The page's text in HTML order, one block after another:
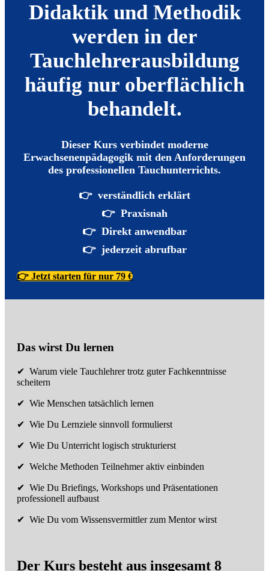
Didaktik und Methodik
werden in der
Tauchlehrerausbildung
häufig nur oberflächlich
behandelt.
Dieser Kurs verbindet moderne
Erwachsenenpädagogik mit den Anforderungen
des professionellen Tauchunterrichts.
👉 verständlich erklärt
👉 Praxisnah
👉 Direkt anwendbar
👉 jederzeit abrufbar
👉 Jetzt starten für nur 79 €
Das wirst Du lernen
✔ Warum viele Tauchlehrer trotz guter Fachkenntnisse
scheitern
✔ Wie Menschen tatsächlich lernen
✔ Wie Du Lernziele sinnvoll formulierst
✔ Wie Du Unterricht logisch strukturierst
✔ Welche Methoden Teilnehmer aktiv einbinden
✔ Wie Du Briefings, Workshops und Präsentationen
professionell aufbaust
✔ Wie Du vom Wissensvermittler zum Mentor wirst
Der Kurs besteht aus insgesamt 8